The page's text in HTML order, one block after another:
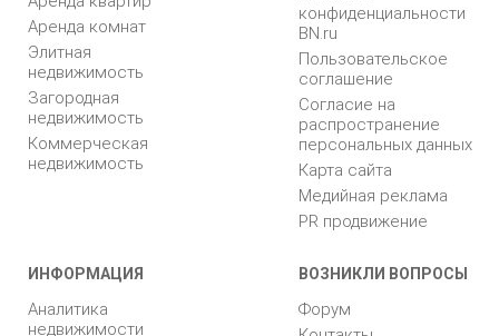
Аренда комнат
Элитная
недвижимость
Загородная
недвижимость
Коммерческая
недвижимость
конфиденциальности
BN.ru
Пользовательское
соглашение
Согласие на
распространение
персональных данных
Карта сайта
Медийная реклама
PR продвижение
ИНФОРМАЦИЯ
Аналитика
недвижимости
ВОЗНИКЛИ ВОПРОСЫ
Форум